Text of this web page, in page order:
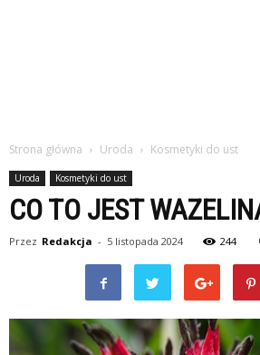
Strona główna Uroda Kosmetyki do ust
Uroda Kosmetyki do ust
CO TO JEST
Przez Redakcja - 5 listopada 2024 244